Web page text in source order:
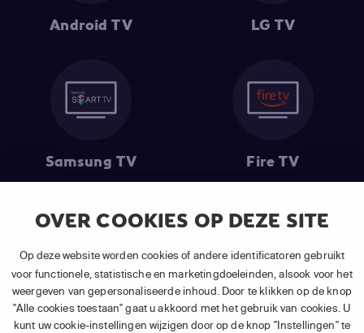
OVER COOKIES OP DEZE SITE
Op deze website worden cookies of andere identificatoren gebruikt
voor functionele, statistische en marketingdoeleinden, alsook voor het
weergeven van gepersonaliseerde inhoud. Door te klikken op de knop
"Alle cookies toestaan" gaat u akkoord met het gebruik van cookies. U
kunt uw cookie-instellingen wijzigen door op de knop "Instellingen" te
Android TV LG TV
Samsung TV Fire TV
(1) De eerste 30 dagen gratis: Geldig op alle nieuwe abonnementen
van APP TV Light, Basic of Plus.
(2) Prijs abonnement : Incl. BTW.
(3) Restart & Replayis beschikbaar voorvolgende zendersafhankelijk
van je gekozen pakket.